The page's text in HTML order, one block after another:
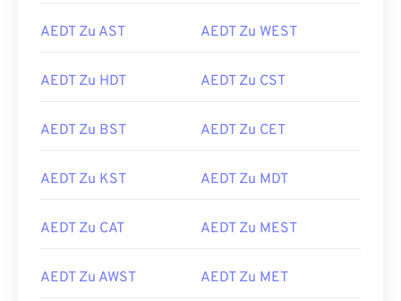
AEDT Zu AST AEDT Zu WEST
AEDT Zu HDT AEDT Zu CST
AEDT Zu BST AEDT Zu CET
AEDT Zu KST AEDT Zu MDT
AEDT Zu CAT AEDT Zu MEST
AEDT Zu AWST AEDT Zu MET